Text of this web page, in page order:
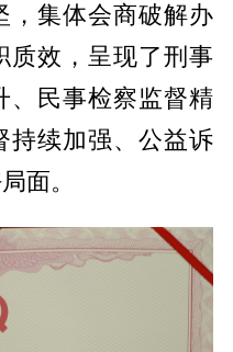
，集体会商破解办
质效，呈现了刑事
、民事检察监督精
持续加强、公益诉
面。